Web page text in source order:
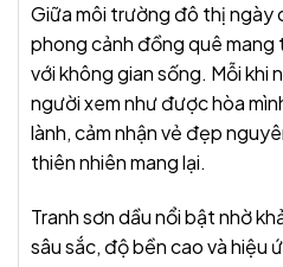
Giữa môi trường đô thị ngày
phong cảnh đồng quê mang
với không gian sống. Mỗi khi
người xem như được hòa
lành, cảm nhận vẻ đẹp
thiên nhiên mang lại.
Tranh sơn dầu nổi bật nhờ
sâu sắc, độ bền cao và hiệu